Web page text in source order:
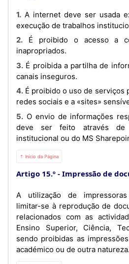
1. A internet deve ser usada exclusivamente para a
execução de trabalhos
2. É proibido o acesso a conteúdos ilegais ou
inapropriados.
3. É proibida a partilha de informações sensíveis por
canais inseguros.
4. É proibido o uso de serviços proxis para o acesso a
redes sociais e a «sites»
5. O envio de informações respeitantes ao trabalho
deve ser feito através de
institucional ou do MS
⇡ Início da Página
Artigo 15.º Impressão de
A utilização de
limitar-se à reprodução de
relacionados com as
Ensino Superior, Ciência,
sendo proibidas as
académico ou de outra natureza.